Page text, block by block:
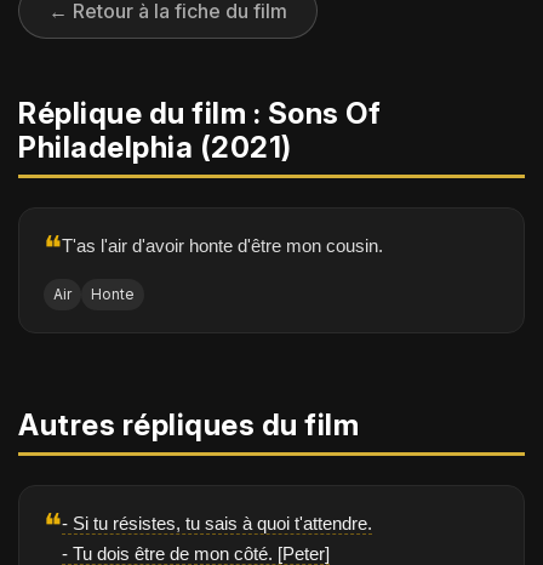
← Retour à la fiche du film
Réplique du film : Sons Of
Philadelphia (2021)
❝T'as l'air d'avoir honte d'être mon cousin.
Air Honte
Autres répliques du film
❝- Si tu résistes, tu sais à quoi t'attendre.
- Tu dois être de mon côté. [Peter]